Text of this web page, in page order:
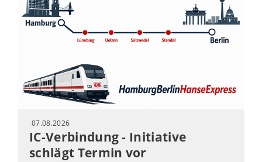
07.08.2026
IC-Verbindung - Initiative
schlägt Termin vor